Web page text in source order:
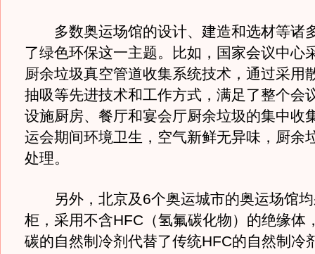
多数奥运场馆的设计、建造和选材等诸
了绿色环保这一主题。比如，国家会议中心
厨余垃圾真空管道收集系统技术，通过采用
抽吸等先进技术和工作方式，满足了整个会
设施厨房、餐厅和宴会厅厨余垃圾的集中收
运会期间环境卫生，空气新鲜无异味，厨余
处理。
另外，北京及6个奥运城市的奥运场馆均
柜，采用不含HFC（氢氟碳化物）的绝缘体
碳的自然制冷剂代替了传统HFC的自然制冷